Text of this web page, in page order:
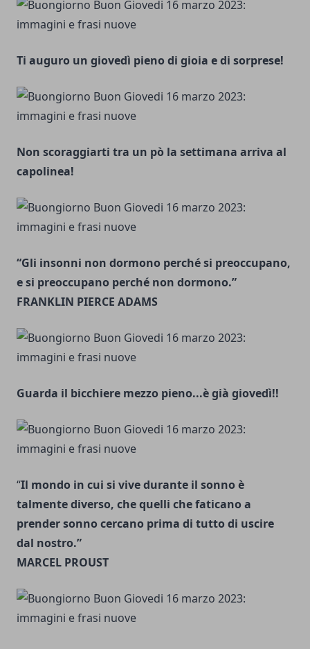
Ti auguro un giovedì pieno di gioia e di sorprese!
Non scoraggiarti tra un pò la settimana arriva al
capolinea!
“Gli insonni non dormono perché si preoccupano,
e si preoccupano perché non dormono.”
FRANKLIN PIERCE ADAMS
Guarda il bicchiere mezzo pieno...è già giovedì!!
“Il mondo in cui si vive durante il sonno è
talmente diverso, che quelli che faticano a
prender sonno cercano prima di tutto di uscire
dal nostro.”
MARCEL PROUST